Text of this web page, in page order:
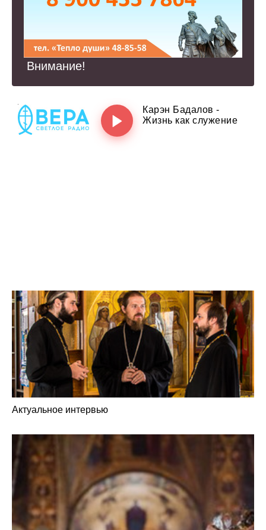
Внимание!
Актуальное интервью